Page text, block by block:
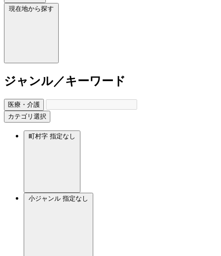
現在地から探す
ジャンル／キーワード
医療・介護
カテゴリ選択
町村字 指定なし
小ジャンル 指定なし